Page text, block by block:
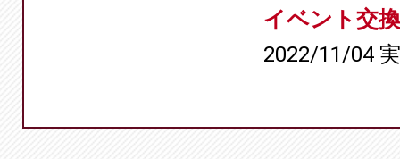
イベント交
2022/11/04